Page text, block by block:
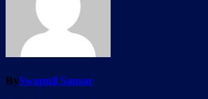
BySwapnil Sansar